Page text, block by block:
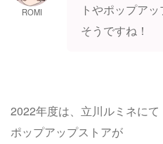
ROMI
トやポップア
そうですね！
2022年度は、立川ルミネに
ポップアップストアが